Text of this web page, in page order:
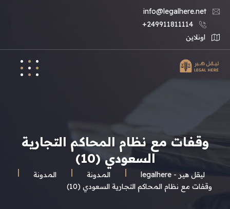
info@legalhere.net
249911811114+
اونلاين
وقفات مع نظام المحاكم التجارية
السعودي (10)
ليقل هير - legalhere المـدونة
المدونة
وقفات مع نظام المحاكم التجارية السعودي (10)